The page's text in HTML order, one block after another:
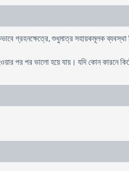
গ্রহনক্ষেত্রে, শুধুমাত্র সহায়কমূলক
পর পর ভালো হয়ে যায়। যদি কোন